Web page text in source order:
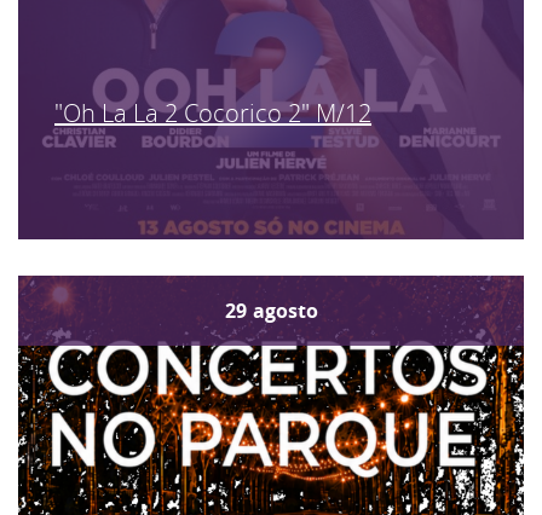
"Oh La La 2 Cocorico 2" M/12
29 agosto